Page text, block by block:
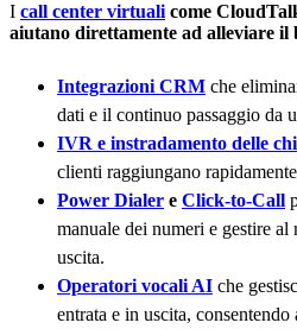
I call center virtuali come
aiutano direttamente ad alleviare
Integrazioni CRM che
dati e il continuo passaggio da
IVR e instradamento delle
clienti raggiungano
Power Dialer e Click-to-Call
manuale dei numeri e gestire
uscita.
Operatori vocali AI che
entrata e in uscita,